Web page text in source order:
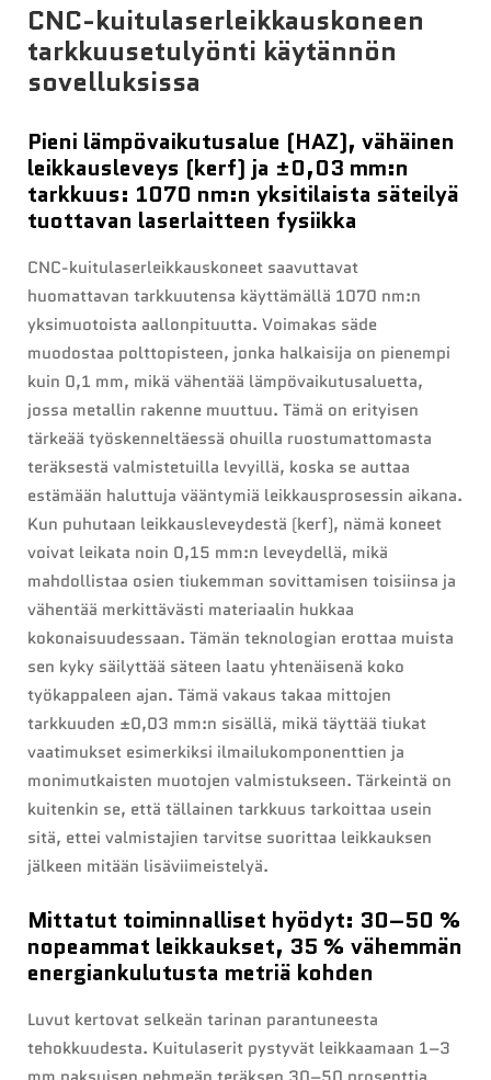
CNC-kuitulaserleikkauskoneen
tarkkuusetulyönti käytännön
sovelluksissa
Pieni lämpövaikutusalue (HAZ), vähäinen
leikkausleveys (kerf) ja ±0,03 mm:n
tarkkuus: 1070 nm:n yksitilaista säteilyä
tuottavan laserlaitteen fysiikka
CNC-kuitulaserleikkauskoneet saavuttavat
huomattavan tarkkuutensa käyttämällä 1070 nm:n
yksimuotoista aallonpituutta. Voimakas säde
muodostaa polttopisteen, jonka halkaisija on pienempi
kuin 0,1 mm, mikä vähentää lämpövaikutusaluetta,
jossa metallin rakenne muuttuu. Tämä on erityisen
tärkeää työskenneltäessä ohuilla ruostumattomasta
teräksestä valmistetuilla levyillä, koska se auttaa
estämään haluttuja vääntymiä leikkausprosessin aikana.
Kun puhutaan leikkausleveydestä (kerf), nämä koneet
voivat leikata noin 0,15 mm:n leveydellä, mikä
mahdollistaa osien tiukemman sovittamisen toisiinsa ja
vähentää merkittävästi materiaalin hukkaa
kokonaisuudessaan. Tämän teknologian erottaa muista
sen kyky säilyttää säteen laatu yhtenäisenä koko
työkappaleen ajan. Tämä vakaus takaa mittojen
tarkkuuden ±0,03 mm:n sisällä, mikä täyttää tiukat
vaatimukset esimerkiksi ilmailukomponenttien ja
monimutkaisten muotojen valmistukseen. Tärkeintä on
kuitenkin se, että tällainen tarkkuus tarkoittaa usein
sitä, ettei valmistajien tarvitse suorittaa leikkauksen
jälkeen mitään lisäviimeistelyä.
Mittatut toiminnalliset hyödyt: 30–50 %
nopeammat leikkaukset, 35 % vähemmän
energiankulutusta metriä kohden
Luvut kertovat selkeän tarinan parantuneesta
tehokkuudesta. Kuitulaserit pystyvät leikkaamaan 1–3